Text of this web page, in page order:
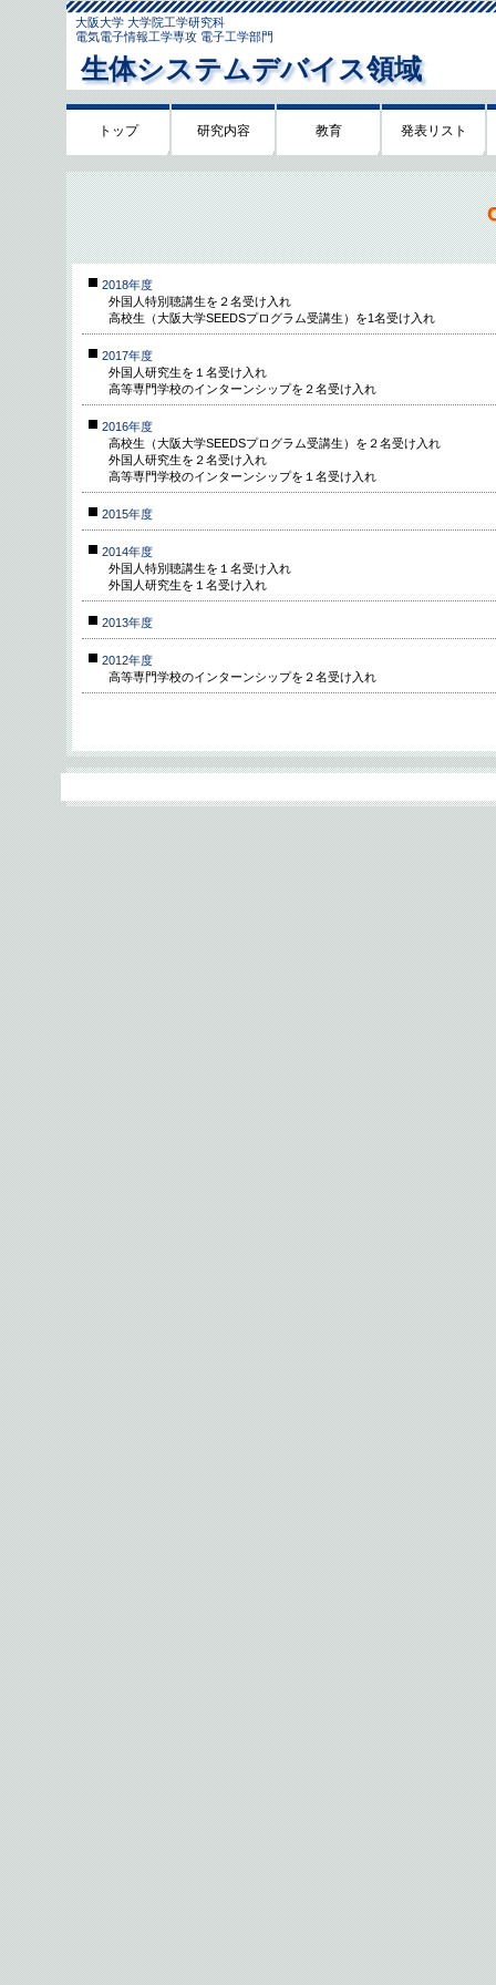
大阪大学 大学院工学研究科
電気電子情報工学専攻 電子工学部門
生体システムデバイス領域
トップ 研究内容 教育 発表リスト
2018年度
外国人特別聴講生を２名受け入れ
高校生（大阪大学SEEDSプログラム受講生）を1名受け入れ
2017年度
外国人研究生を１名受け入れ
高等専門学校のインターンシップを２名受け入れ
2016年度
高校生（大阪大学SEEDSプログラム受講生）を２名受け入れ
外国人研究生を２名受け入れ
高等専門学校のインターンシップを１名受け入れ
2015年度
2014年度
外国人特別聴講生を１名受け入れ
外国人研究生を１名受け入れ
2013年度
2012年度
高等専門学校のインターンシップを２名受け入れ